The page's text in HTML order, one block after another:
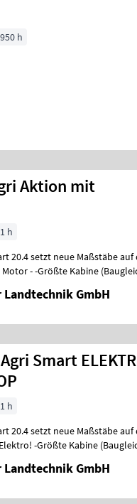
950 h
Aktion mit
1 h
20.4 setzt neue Maßstäbe auf
- -Größte Kabine
GmbH
Smart
1 h
20.4 setzt neue Maßstäbe auf
-Größte Kabine
GmbH